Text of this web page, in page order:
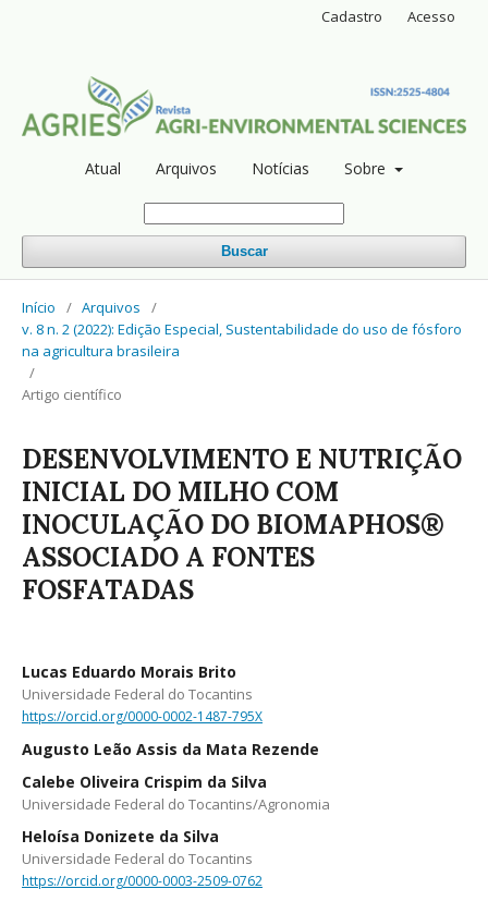
Atual Arquivos Notícias Sobre
Buscar
Cadastro Acesso
Início / Arquivos
/
v. 8 n. 2 (2022): Edição Especial, Sustentabilidade do uso de fósforo
na agricultura brasileira
/
Artigo científico
DESENVOLVIMENTO E NUTRIÇÃO
INICIAL DO MILHO COM
INOCULAÇÃO DO BIOMAPHOS®
ASSOCIADO A FONTES
FOSFATADAS
Lucas Eduardo Morais Brito
Universidade Federal do Tocantins
https://orcid.org/0000-0002-1487-795X
Augusto Leão Assis da Mata Rezende
Calebe Oliveira Crispim da Silva
Universidade Federal do Tocantins/Agronomia
Heloísa Donizete da Silva
Universidade Federal do Tocantins
https://orcid.org/0000-0003-2509-0762